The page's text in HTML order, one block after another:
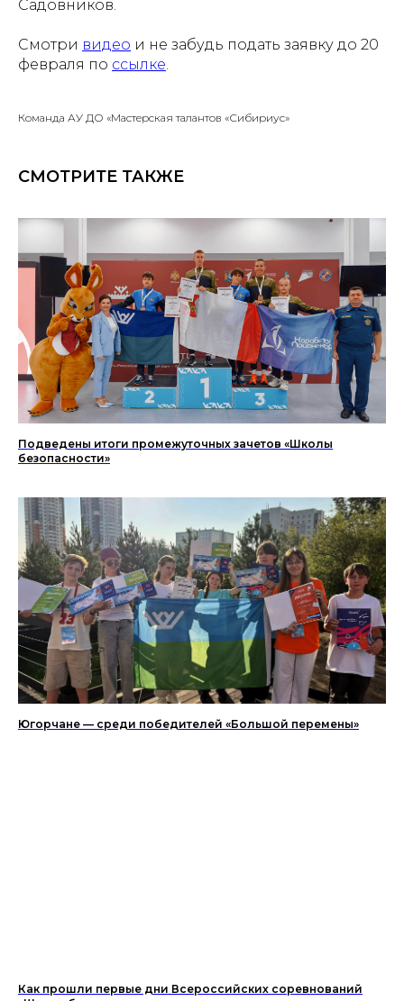
Садовников.
Смотри видео и не забудь подать заявку до 20
февраля по ссылке
Команда АУ ДО «Мастерская талантов «Сибириус»
СМОТРИТЕ ТАКЖЕ
Подведены итоги промежуточных зачетов «Школы
безопасности»
Югорчане — среди победителей «Большой перемены»
Как прошли первые дни Всероссийских соревнований